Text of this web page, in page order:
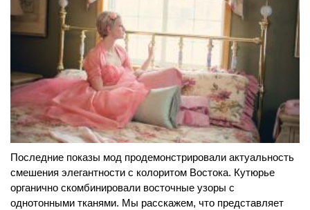
Последние показы мод продемонстрировали актуальность
смешения элегантности с колоритом Востока. Кутюрье
органично скомбинировали восточные узоры с
однотонными тканями. Мы расскажем, что представляет